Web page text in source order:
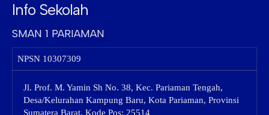
Info Sekolah
SMAN 1 PARIAMAN
NPSN 10307309
Jl. Prof. M. Yamin Sh No. 38, Kec. Pariaman Tengah,
Desa/Kelurahan Kampung Baru, Kota Pariaman, Provinsi
Sumatera Barat, Kode Pos: 25514